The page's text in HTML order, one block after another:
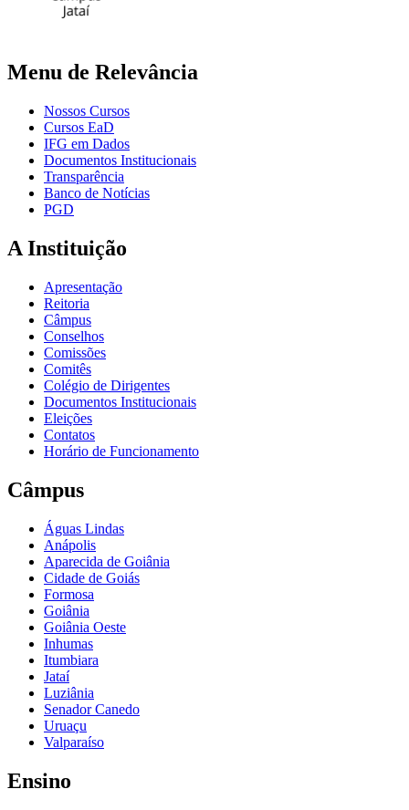
Menu de Relevância
Nossos Cursos
Cursos EaD
IFG em Dados
Documentos Institucionais
Transparência
Banco de Notícias
PGD
A Instituição
Apresentação
Reitoria
Câmpus
Conselhos
Comissões
Comitês
Colégio de Dirigentes
Documentos Institucionais
Eleições
Contatos
Horário de Funcionamento
Câmpus
Águas Lindas
Anápolis
Aparecida de Goiânia
Cidade de Goiás
Formosa
Goiânia
Goiânia Oeste
Inhumas
Itumbiara
Jataí
Luziânia
Senador Canedo
Uruaçu
Valparaíso
Ensino